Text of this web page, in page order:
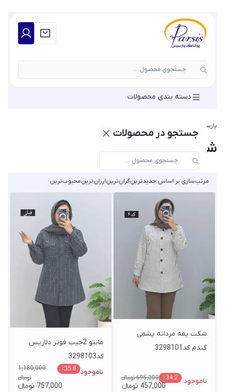
جستجوی محصول ...
جستجو در محصولات
دسته بندی محصولات
پارسیس مد
شکت پاییزی زنانه
مرتب‌سازی بر اساس:جدیدترینگران‌ترینارزان‌ترینمحبوب‌ترین
شکت یقه مردانه پشمی
گندم کد3298101
ناموجود ٪34.2 695,000 تومانء
457,000 تومانء
مانتو 2جیب فوتر دلاریس
کد3298103
ناموجود ٪35.8
1,180,000
تومانء
757,000 تومانء